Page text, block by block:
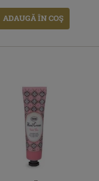
ADAUGĂ ÎN COŞ